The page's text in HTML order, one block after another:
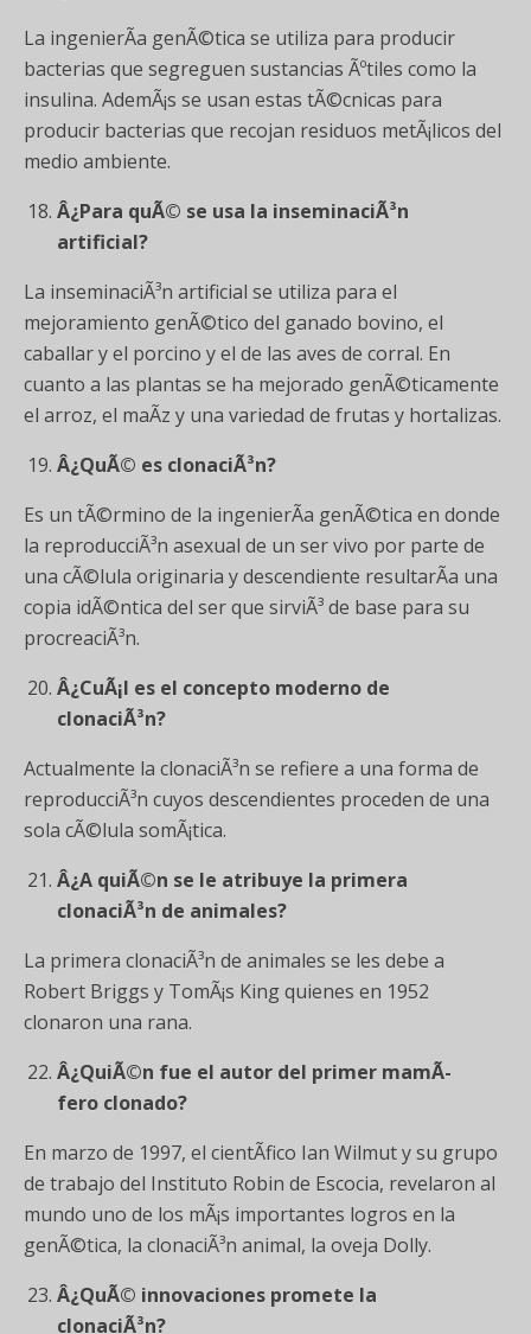
La ingenierÃ­a genÃ©tica se utiliza para producir
bacterias que segreguen sustancias Ãºtiles como la
insulina. AdemÃ¡s se usan estas tÃ©cnicas para
producir bacterias que recojan residuos metÃ¡licos del
medio ambiente.
Â¿Para quÃ© se usa la inseminaciÃ³n
artificial?
La inseminaciÃ³n artificial se utiliza para el
mejoramiento genÃ©tico del ganado bovino, el
caballar y el porcino y el de las aves de corral. En
cuanto a las plantas se ha mejorado genÃ©ticamente
el arroz, el maÃ­z y una variedad de frutas y hortalizas.
Â¿QuÃ© es clonaciÃ³n?
Es un tÃ©rmino de la ingenierÃ­a genÃ©tica en donde
la reproducciÃ³n asexual de un ser vivo por parte de
una cÃ©lula originaria y descendiente resultarÃ­a una
copia idÃ©ntica del ser que sirviÃ³ de base para su
procreaciÃ³n.
Â¿CuÃ¡l es el concepto moderno de
clonaciÃ³n?
Actualmente la clonaciÃ³n se refiere a una forma de
reproducciÃ³n cuyos descendientes proceden de una
sola cÃ©lula somÃ¡tica.
Â¿A quiÃ©n se le atribuye la primera
clonaciÃ³n de animales?
La primera clonaciÃ³n de animales se les debe a
Robert Briggs y TomÃ¡s King quienes en 1952
clonaron una rana.
Â¿QuiÃ©n fue el autor del primer mamÃ­
fero clonado?
En marzo de 1997, el cientÃ­fico Ian Wilmut y su grupo
de trabajo del Instituto Robin de Escocia, revelaron al
mundo uno de los mÃ¡s importantes logros en la
genÃ©tica, la clonaciÃ³n animal, la oveja Dolly.
Â¿QuÃ© innovaciones promete la
clonaciÃ³n?